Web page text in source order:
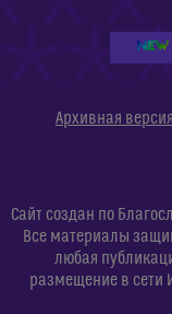
Архивная
Сайт создан по
Все материалы
любая
размещение в сети